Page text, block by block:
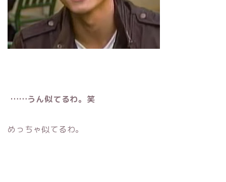
……うん似てるわ。笑
めっちゃ似てるわ。